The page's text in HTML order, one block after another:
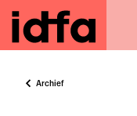
Archief